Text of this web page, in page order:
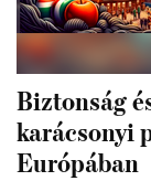
Biztonság
karácsonyi
Európában